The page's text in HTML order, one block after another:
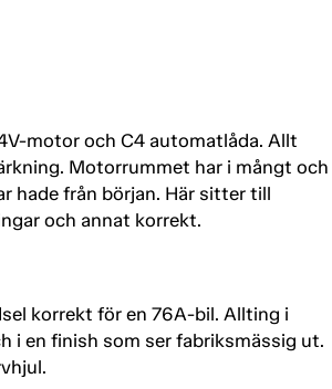
motor och C4 automatlåda. Allt
Motorrummet har i mångt och
hade från början. Här sitter till
och annat korrekt.
korrekt för en 76A-bil. Allting i
i en finish som ser fabriksmässig ut.